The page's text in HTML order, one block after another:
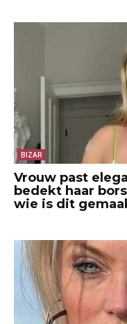
BIZAR
Vrouw past
bedekt haar
wie is dit